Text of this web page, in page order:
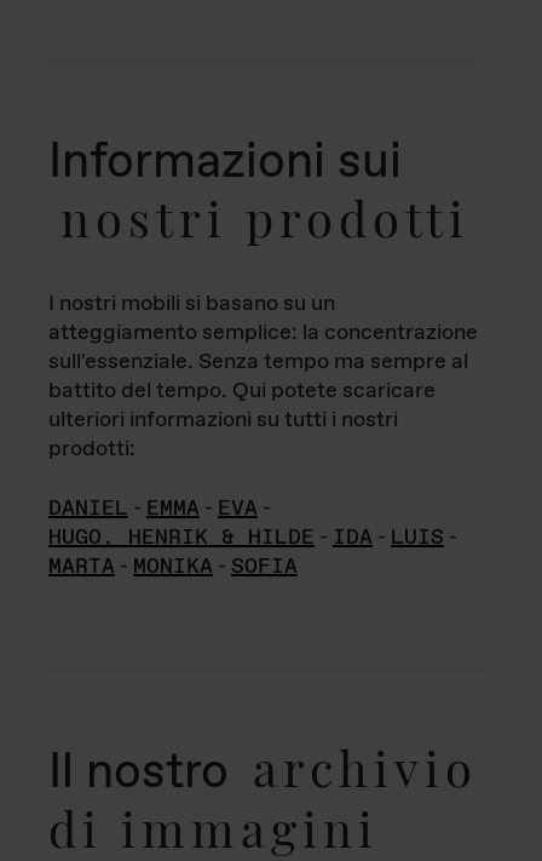
Informazioni sui
nostri prodotti
I nostri mobili si basano su un
atteggiamento semplice: la concentrazione
sull'essenziale. Senza tempo ma sempre al
battito del tempo. Qui potete scaricare
ulteriori informazioni su tutti i nostri
prodotti:
DANIEL - EMMA - EVA -
HUGO, HENRIK & HILDE - IDA - LUIS -
MARTA - MONIKA - SOFIA
Il nostro archivio
di immagini